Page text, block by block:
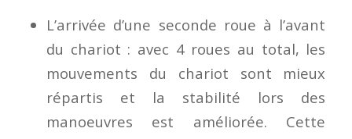
L’arrivée d’une seconde roue à l’avant
du chariot : avec 4 roues au total, les
mouvements du chariot sont mieux
répartis et la stabilité lors des
manoeuvres est améliorée. Cette